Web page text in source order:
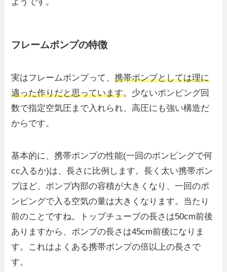
ようです。
フレームポンプの特徴
実はフレームポンプって、携帯ポンプとしては理に
適った作りだと思っています。少ないポンピング回
数で指定空気圧まで入れられ、高圧にも強い構造だ
からです。
基本的に、携帯ポンプの性能(一回のポンピングで何
cc入るか)は、長さに比例します。長く太い携帯ポン
プほど、ポンプ内部の容積が大きくなり、一回のポ
ンピングで入る空気の量は大きくなります。当たり
前のことですね。トップチューブの長さは50cm前後
ありますから、ポンプの長さは45cm前後になりま
す。これはよくある携帯ポンプの倍以上の長さで
す。